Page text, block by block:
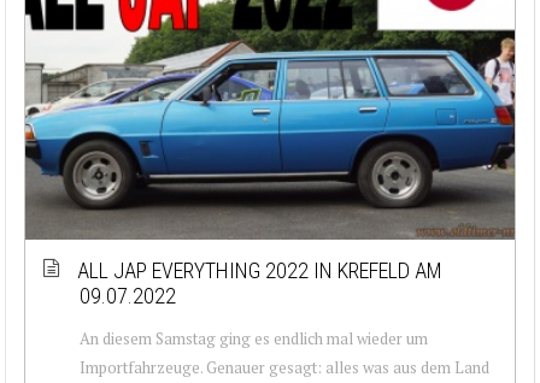
ALL JAP EVERYTHING 2022 IN KREFELD AM
09.07.2022
An diesem Samstag ging es endlich mal wieder um
Importfahrzeuge. Genauer gesagt: alles was aus dem Land